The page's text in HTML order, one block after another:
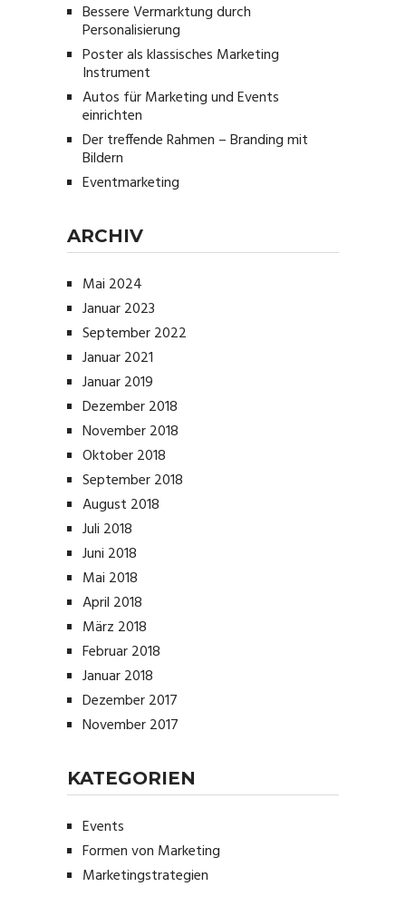
Bessere Vermarktung durch
Personalisierung
Poster als klassisches Marketing
Instrument
Autos für Marketing und Events
einrichten
Der treffende Rahmen – Branding mit
Bildern
Eventmarketing
ARCHIV
Mai 2024
Januar 2023
September 2022
Januar 2021
Januar 2019
Dezember 2018
November 2018
Oktober 2018
September 2018
August 2018
Juli 2018
Juni 2018
Mai 2018
April 2018
März 2018
Februar 2018
Januar 2018
Dezember 2017
November 2017
KATEGORIEN
Events
Formen von Marketing
Marketingstrategien